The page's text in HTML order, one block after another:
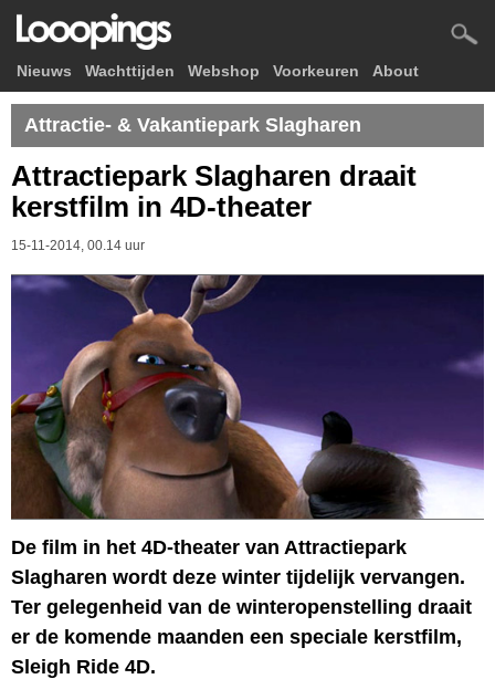
Nieuws Wachttijden Webshop Voorkeuren About
Attractie- & Vakantiepark Slagharen
Attractiepark Slagharen draait
kerstfilm in 4D-theater
15-11-2014, 00.14 uur
De film in het 4D-theater van Attractiepark
Slagharen wordt deze winter tijdelijk vervangen.
Ter gelegenheid van de winteropenstelling draait
er de komende maanden een speciale kerstfilm,
Sleigh Ride 4D.